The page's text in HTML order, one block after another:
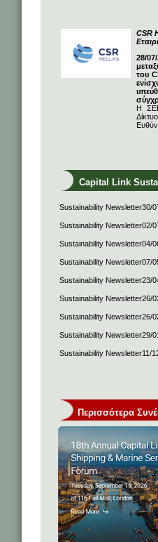
CSR
28/
του
Η
Capital Link
Sustainability Newsletter30/
Sustainability Newsletter02/
Sustainability Newsletter04/
Sustainability Newsletter07/
Sustainability Newsletter23/
Sustainability Newsletter26/
Sustainability Newsletter26/
Sustainability Newsletter29/
Sustainability Newsletter11/
Περισσότερα